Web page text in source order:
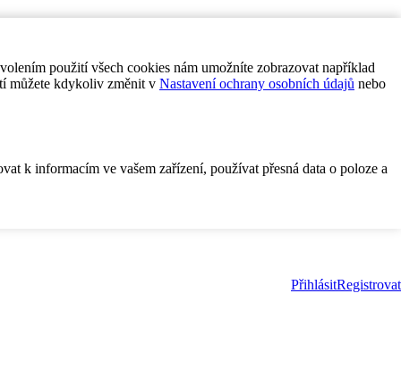
použití všech cookies nám umožníte zobrazovat například
můžete kdykoliv změnit v Nastavení ochrany osobních údajů nebo
k informacím ve vašem zařízení, používat přesná data o poloze a
PřihlásitRegistrovat